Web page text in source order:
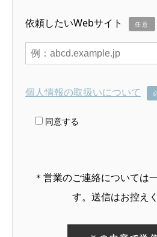
依頼したいWebサイト 任意
個人情報の取扱いについて
同意する
＊営業のご連絡については
す。送信はお控え